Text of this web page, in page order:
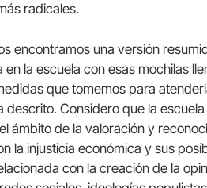
radicales.
encontramos una versión
en la escuela con esas mochilas
que tomemos para
descrito. Considero que la
ámbito de la valoración y
la injusticia económica y sus
con la creación de la